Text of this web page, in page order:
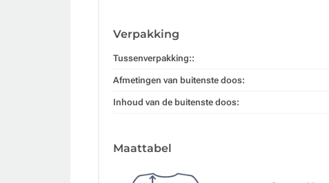
Verpakking
Tussenverpakking::
Afmetingen van buitenste doos:
Inhoud van de buitenste doos:
Maattabel